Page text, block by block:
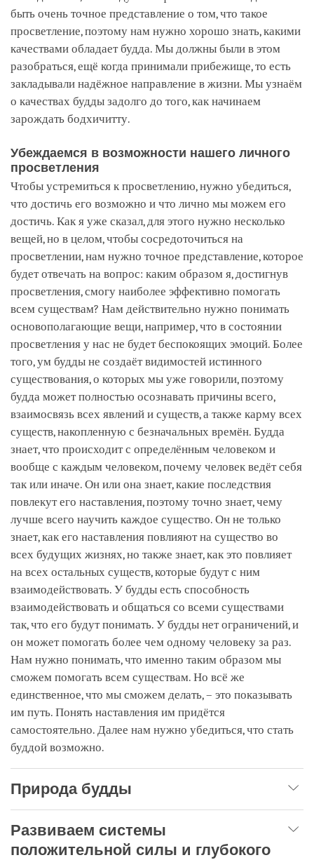
быть очень точное представление о том, что такое
просветление, поэтому нам нужно хорошо знать, какими
качествами обладает будда. Мы должны были в этом
разобраться, ещё когда принимали прибежище, то есть
закладывали надёжное направление в жизни. Мы узнаём
о качествах будды задолго до того, как начинаем
зарождать бодхичитту.
Убеждаемся в возможности нашего личного
просветления
Чтобы устремиться к просветлению, нужно убедиться,
что достичь его возможно и что лично мы можем его
достичь. Как я уже сказал, для этого нужно несколько
вещей, но в целом, чтобы сосредоточиться на
просветлении, нам нужно точное представление, которое
будет отвечать на вопрос: каким образом я, достигнув
просветления, смогу наиболее эффективно помогать
всем существам? Нам действительно нужно понимать
основополагающие вещи, например, что в состоянии
просветления у нас не будет беспокоящих эмоций. Более
того, ум будды не создаёт видимостей истинного
существования, о которых мы уже говорили, поэтому
будда может полностью осознавать причины всего,
взаимосвязь всех явлений и существ, а также карму всех
существ, накопленную с безначальных времён. Будда
знает, что происходит с определённым человеком и
вообще с каждым человеком, почему человек ведёт себя
так или иначе. Он или она знает, какие последствия
повлекут его наставления, поэтому точно знает, чему
лучше всего научить каждое существо. Он не только
знает, как его наставления повлияют на существо во
всех будущих жизнях, но также знает, как это повлияет
на всех остальных существ, которые будут с ним
взаимодействовать. У будды есть способность
взаимодействовать и общаться со всеми существами
так, что его будут понимать. У будды нет ограничений, и
он может помогать более чем одному человеку за раз.
Нам нужно понимать, что именно таким образом мы
сможем помогать всем существам. Но всё же
единственное, что мы сможем делать, – это показывать
им путь. Понять наставления им придётся
самостоятельно. Далее нам нужно убедиться, что стать
буддой возможно.
Природа будды
Развиваем системы
положительной силы и глубокого